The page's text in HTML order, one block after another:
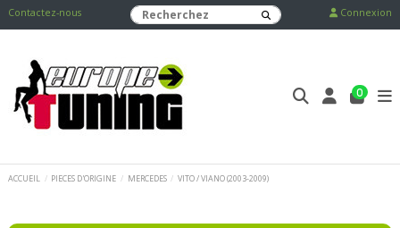
Contactez-nous Connexion
0
ACCUEIL PIECES D'ORIGINE MERCEDES VITO / VIANO (2003-2009)